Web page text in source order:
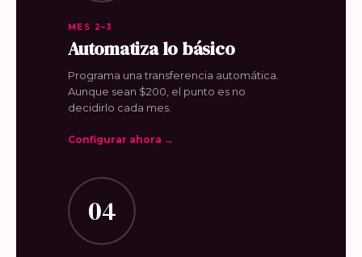
MES 2–3
Automatiza lo básico
Programa una transferencia automática.
Aunque sean $200, el punto es no
decidirlo cada mes.
Configurar ahora →
04